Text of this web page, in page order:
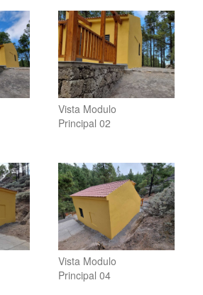
Vista Modulo
Principal 02
Vista Modulo
Principal 04